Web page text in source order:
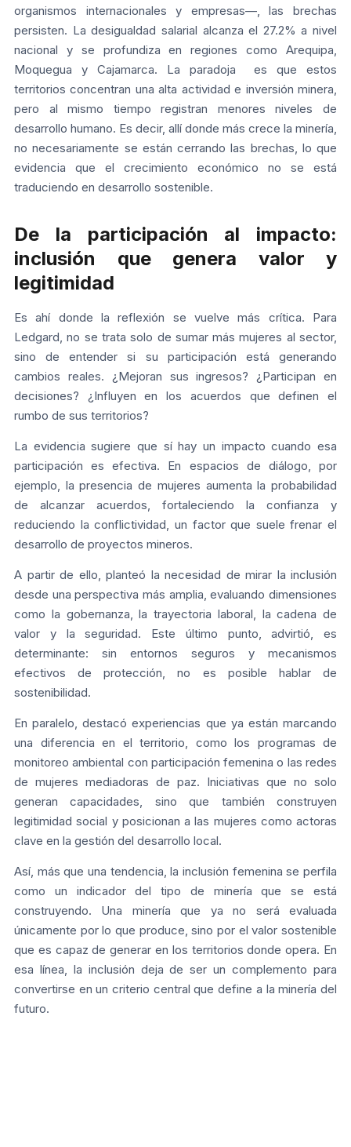
organismos internacionales y empresas—, las brechas
persisten. La desigualdad salarial alcanza el 27.2% a nivel
nacional y se profundiza en regiones como Arequipa,
Moquegua y Cajamarca. La paradoja es que estos
territorios concentran una alta actividad e inversión minera,
pero al mismo tiempo registran menores niveles de
desarrollo humano. Es decir, allí donde más crece la minería,
no necesariamente se están cerrando las brechas, lo que
evidencia que el crecimiento económico no se está
traduciendo en desarrollo sostenible.
De la participación al impacto:
inclusión que genera valor y
legitimidad
Es ahí donde la reflexión se vuelve más crítica. Para
Ledgard, no se trata solo de sumar más mujeres al sector,
sino de entender si su participación está generando
cambios reales. ¿Mejoran sus ingresos? ¿Participan en
decisiones? ¿Influyen en los acuerdos que definen el
rumbo de sus territorios?
La evidencia sugiere que sí hay un impacto cuando esa
participación es efectiva. En espacios de diálogo, por
ejemplo, la presencia de mujeres aumenta la probabilidad
de alcanzar acuerdos, fortaleciendo la confianza y
reduciendo la conflictividad, un factor que suele frenar el
desarrollo de proyectos mineros.
A partir de ello, planteó la necesidad de mirar la inclusión
desde una perspectiva más amplia, evaluando dimensiones
como la gobernanza, la trayectoria laboral, la cadena de
valor y la seguridad. Este último punto, advirtió, es
determinante: sin entornos seguros y mecanismos
efectivos de protección, no es posible hablar de
sostenibilidad.
En paralelo, destacó experiencias que ya están marcando
una diferencia en el territorio, como los programas de
monitoreo ambiental con participación femenina o las redes
de mujeres mediadoras de paz. Iniciativas que no solo
generan capacidades, sino que también construyen
legitimidad social y posicionan a las mujeres como actoras
clave en la gestión del desarrollo local.
Así, más que una tendencia, la inclusión femenina se perfila
como un indicador del tipo de minería que se está
construyendo. Una minería que ya no será evaluada
únicamente por lo que produce, sino por el valor sostenible
que es capaz de generar en los territorios donde opera. En
esa línea, la inclusión deja de ser un complemento para
convertirse en un criterio central que define a la minería del
futuro.